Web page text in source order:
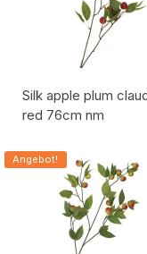
Silk apple plum
red 76cm nm
Artikelcode:
Angebot!